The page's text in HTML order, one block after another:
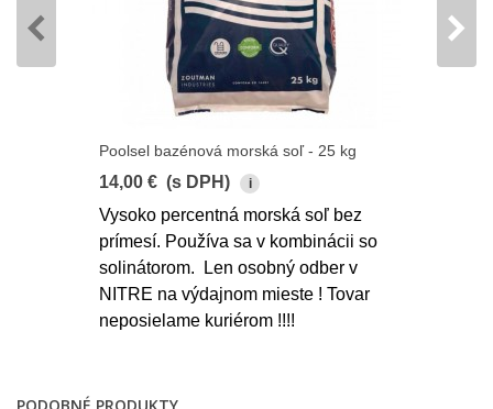
Poolsel bazénová morská soľ - 25 kg
14,00 € (s DPH) i
Vysoko percentná morská soľ bez
prímesí. Používa sa v kombinácii so
solinátorom. Len osobný odber v
NITRE na výdajnom mieste ! Tovar
neposielame kuriérom !!!!